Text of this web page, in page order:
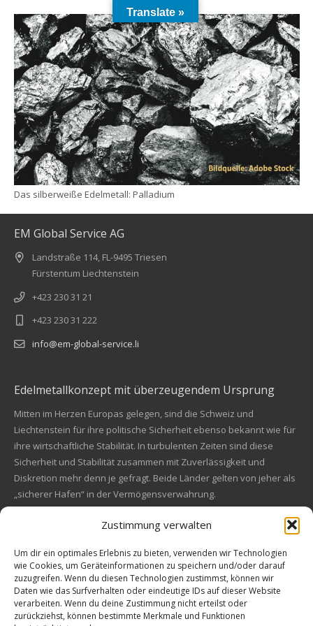
Zustimmung verwalten
Um dir ein optimales Erlebnis zu bieten, verwenden wir Technologien
wie Cookies, um Geräteinformationen zu speichern und/oder darauf
zuzugreifen. Wenn du diesen Technologien zustimmst, können wir
Daten wie das Surfverhalten oder eindeutige IDs auf dieser Website
verarbeiten. Wenn du deine Zustimmung nicht erteilst oder
zurückziehst, können bestimmte Merkmale und Funktionen
Das silberweiße Edelmetall: Palladium
EM Global Service AG
Landstraße 114, FL-9495 Triesen
Fürstentum Liechtenstein
+423 230 31 21
+423 230 31 222
info@em-global-service.li
Edelmetallkonzept mit überzeugendem Ursprung
Mitten im Herzen Europas gelegen, sind die Schweiz und
Liechtenstein für ihre politische Sicherheit ebenso bekannt wie für
ihre wirtschaftliche Stabilität. In turbulenten Zeiten sind diese
Sicherheit und Stabilität zusammen mit Zuverlässigkeit und
Diskretion mehr denn je gefragt. Beide Länder gelten von jeher als
„sicherer Hafen“ in der Vermögensverwahrung.
Financial concept of convincing origin
Located in the heart of Europe, Switzerland and Liechtenstein are
also known for their political safety as for their economic stability.
In these turbulent times, security and stability along with reliability
and discretion are more in demand than ever. Both countries are
always a "safe haven" in asset safe.
Translate »
Kundenbewertungen und Erfahrungen zu
EM Global Service AG